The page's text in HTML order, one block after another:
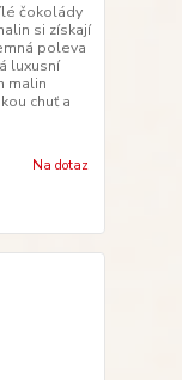
čokolády
si získají
poleva
luxusní
malin
chuť a
Na dotaz